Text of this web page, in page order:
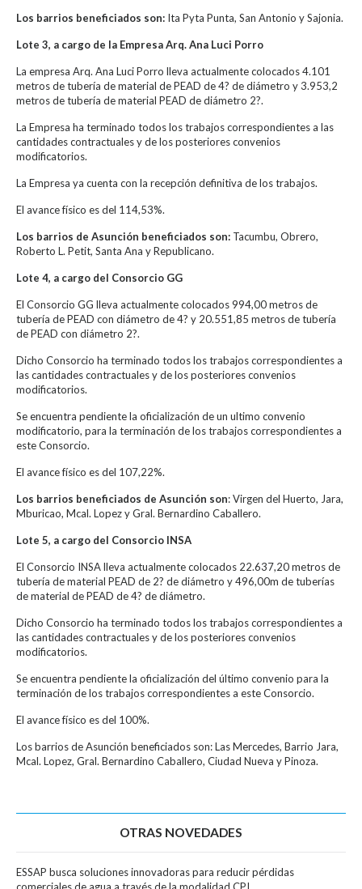
Los barrios beneficiados son: Ita Pyta Punta, San Antonio y Sajonia.
Lote 3, a cargo de la Empresa Arq. Ana Luci Porro
La empresa Arq. Ana Luci Porro lleva actualmente colocados 4.101
metros de tubería de material de PEAD de 4? de diámetro y 3.953,2
metros de tubería de material PEAD de diámetro 2?.
La Empresa ha terminado todos los trabajos correspondientes a las
cantidades contractuales y de los posteriores convenios
modificatorios.
La Empresa ya cuenta con la recepción definitiva de los trabajos.
El avance físico es del 114,53%.
Los barrios de Asunción beneficiados son: Tacumbu, Obrero,
Roberto L. Petit, Santa Ana y Republicano.
Lote 4, a cargo del Consorcio GG
El Consorcio GG lleva actualmente colocados 994,00 metros de
tubería de PEAD con diámetro de 4? y 20.551,85 metros de tubería
de PEAD con diámetro 2?.
Dicho Consorcio ha terminado todos los trabajos correspondientes a
las cantidades contractuales y de los posteriores convenios
modificatorios.
Se encuentra pendiente la oficialización de un ultimo convenio
modificatorio, para la terminación de los trabajos correspondientes a
este Consorcio.
El avance físico es del 107,22%.
Los barrios beneficiados de Asunción son: Virgen del Huerto, Jara,
Mburicao, Mcal. Lopez y Gral. Bernardino Caballero.
Lote 5, a cargo del Consorcio INSA
El Consorcio INSA lleva actualmente colocados 22.637,20 metros de
tubería de material PEAD de 2? de diámetro y 496,00m de tuberías
de material de PEAD de 4? de diámetro.
Dicho Consorcio ha terminado todos los trabajos correspondientes a
las cantidades contractuales y de los posteriores convenios
modificatorios.
Se encuentra pendiente la oficialización del último convenio para la
terminación de los trabajos correspondientes a este Consorcio.
El avance físico es del 100%.
Los barrios de Asunción beneficiados son: Las Mercedes, Barrio Jara,
Mcal. Lopez, Gral. Bernardino Caballero, Ciudad Nueva y Pinoza.
OTRAS NOVEDADES
ESSAP busca soluciones innovadoras para reducir pérdidas